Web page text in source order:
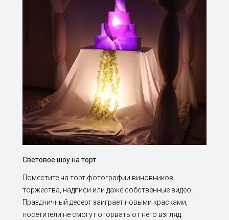
Световое шоу на торт
Поместите на торт фотографии виновников
торжества, надписи или даже собственные видео.
Праздничный десерт заиграет новыми красками,
посетители не смогут оторвать от него взгляд.